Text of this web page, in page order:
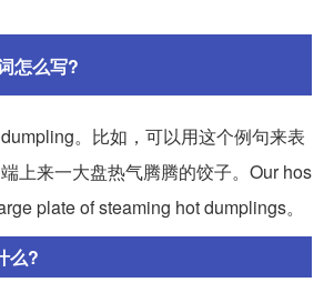
怎么写?
。比如，可以用这个例句来表
上来一大盘热气腾腾的饺子。Our hos
plate of steaming hot dumplings。
么?